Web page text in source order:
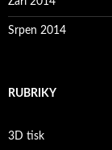
Srpen 2014
RUBRIKY
3D tisk